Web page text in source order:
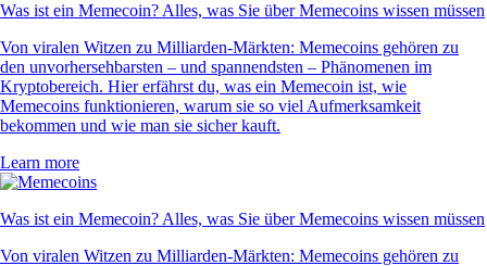
Was ist ein Memecoin? Alles, was Sie über Memecoins wissen müssen
Von viralen Witzen zu Milliarden-Märkten: Memecoins gehören zu
den unvorhersehbarsten – und spannendsten – Phänomenen im
Kryptobereich. Hier erfährst du, was ein Memecoin ist, wie
Memecoins funktionieren, warum sie so viel Aufmerksamkeit
bekommen und wie man sie sicher kauft.
Learn more
Was ist ein Memecoin? Alles, was Sie über Memecoins wissen müssen
Von viralen Witzen zu Milliarden-Märkten: Memecoins gehören zu